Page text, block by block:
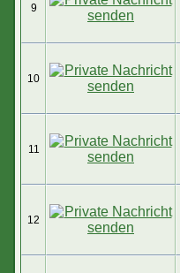
9
10
11
12